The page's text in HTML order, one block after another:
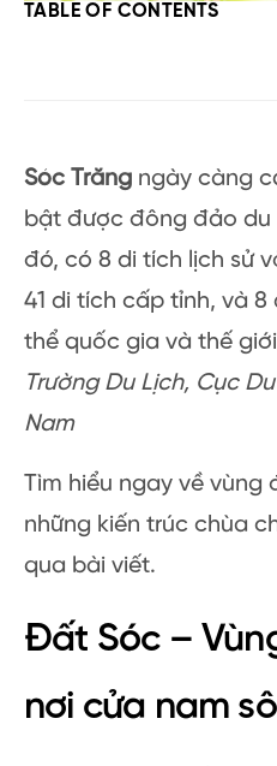
TABLE OF CONTENTS
Sóc Trăng ngày càng
bật được đông đảo du
đó, có 8 di tích lịch sử
41 di tích cấp tỉnh, và
thể quốc gia và thế
Trường Du Lịch, Cục
Nam
Tìm hiểu ngay về vùng
những kiến trúc chùa
qua bài viết.
Đất Sóc –
nơi cửa nam